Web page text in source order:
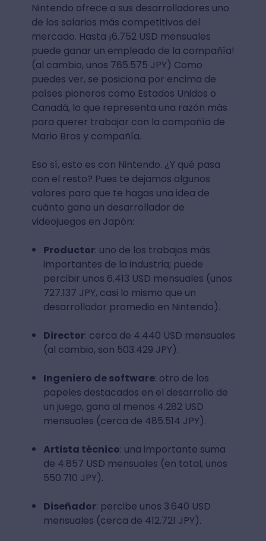
Nintendo ofrece a sus desarrolladores uno
de los salarios más competitivos del
mercado. Hasta ¡6.752 USD mensuales
puede ganar un empleado de la compañía!
(al cambio, unos 765.575 JPY) Como
puedes ver, se posiciona por encima de
países pioneros como Estados Unidos o
Canadá, lo que representa una razón más
para querer trabajar con la compañía de
Mario Bros y compañía.
Eso sí, esto es con Nintendo. ¿Y qué pasa
con el resto? Pues te dejamos algunos
valores para que te hagas una idea de
cuánto gana un desarrollador de
videojuegos en Japón:
Productor: uno de los trabajos más
importantes de la industria; puede
percibir unos 6.413 USD mensuales (unos
727.137 JPY, casi lo mismo que un
desarrollador promedio en Nintendo).
Director: cerca de 4.440 USD mensuales
(al cambio, son 503.429 JPY).
Ingeniero de software: otro de los
papeles destacados en el desarrollo de
un juego, gana al menos 4.282 USD
mensuales (cerca de 485.514 JPY).
Artista técnico: una importante suma
de 4.857 USD mensuales (en total, unos
550.710 JPY).
Diseñador: percibe unos 3.640 USD
mensuales (cerca de 412.721 JPY).